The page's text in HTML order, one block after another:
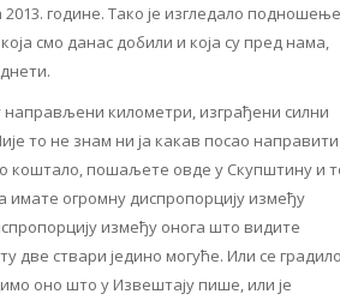
2013. године. Тако је изгледало подношење
смо данас добили и која су пред нама,
направљени километри, изграђени силни
то не знам ни ја какав посао направити
коштало, пошаљете овде у Скупштину и
имате огромну диспропорцију између
између онога што видите
две ствари једино могуће. Или се градило
оно што у Извештају пише, или је